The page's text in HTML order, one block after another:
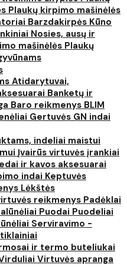
Plaukų kirpimo mašinėlės
Barzdakirpės Kūno
Nosies, ausų ir
mašinėlės Plaukų
Atidarytuvai,
Banketų ir
Baro reikmenys BLIM
Gertuvės GN indai
indeliai maistui
Įvairūs virtuvės įrankiai
ir kavos aksesuarai
indai Keptuvės
Lėkštės
reikmenys Padėklai
Puodai Puodeliai
Serviravimo -
ir termo buteliukai
Virtuvės apranga